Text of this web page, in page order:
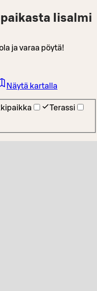
Iisalmi
ja varaa pöytä!
Terassi
Näytä kartalla